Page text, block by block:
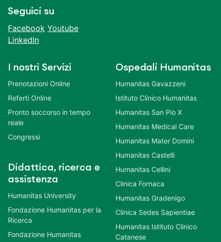
Seguici su
Facebook Youtube
LinkedIn
I nostri Servizi
Prenotazioni Online
Referti Online
Pronto soccorso in tempo
reale
Congressi
Didattica, ricerca e
assistenza
Humanitas University
Fondazione Humanitas per la
Ricerca
Fondazione Humanitas
Ospedali Humanitas
Humanitas Gavazzeni
Istituto Clinico Humanitas
Humanitas San Pio X
Humanitas Medical Care
Humanitas Mater Domini
Humanitas Castelli
Humanitas Cellini
Clinica Fornaca
Humanitas Gradenigo
Clinica Sedes Sapientiae
Humanitas Istituto Clinico
Catanese